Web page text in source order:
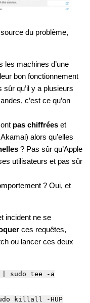
du problème,
les machines d’une
bon fonctionnement
qu’il y a plusieurs
c’est ce qu’on
pas chiffrées et
alors qu’elles
? Pas sûr qu’Apple
utilisateurs et pas sûr
? Oui, et
incident ne se
ces requêtes,
ou lancer ces deux
| sudo tee -a
killall -HUP